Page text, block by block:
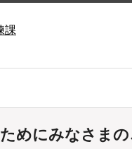
課
めにみなさま